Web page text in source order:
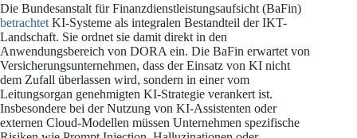
Die Bundesanstalt für Finanzdienstleistungsaufsicht (BaFin)
betrachtet KI-Systeme als integralen Bestandteil der IKT-
Landschaft. Sie ordnet sie damit direkt in den
Anwendungsbereich von DORA ein. Die BaFin erwartet von
Versicherungsunternehmen, dass der Einsatz von KI nicht
dem Zufall überlassen wird, sondern in einer vom
Leitungsorgan genehmigten KI-Strategie verankert ist.
Insbesondere bei der Nutzung von KI-Assistenten oder
externen Cloud-Modellen müssen Unternehmen spezifische